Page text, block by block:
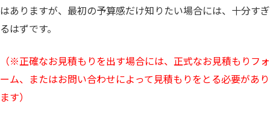
はありますが、最初の予算感だけ知りたい場合には、十分すぎ
るはずです。
（※正確なお見積もりを出す場合には、正式なお見積もりフォ
ーム、またはお問い合わせによって見積もりをとる必要があり
ます）